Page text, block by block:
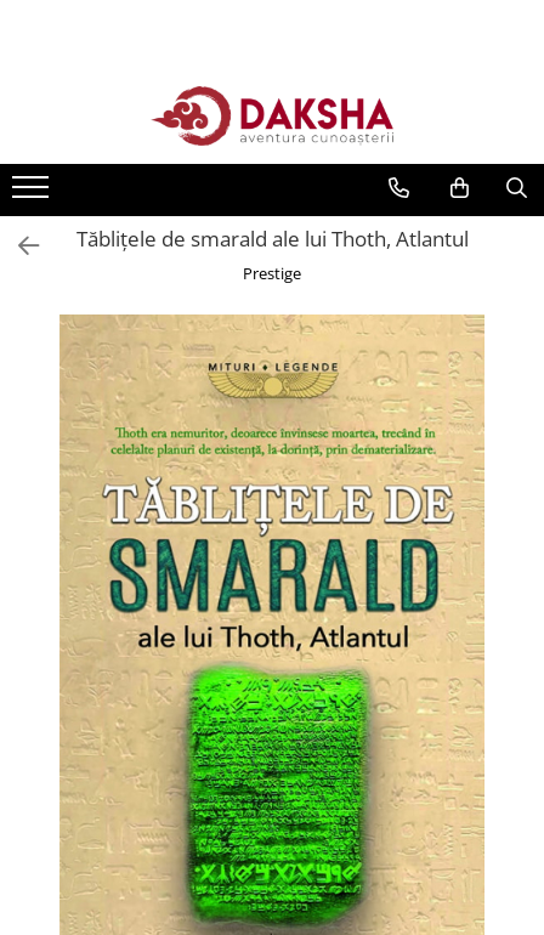
Seria Radu Cinamar
Seria Anton Parks
Seria David Icke
Dezvăluiri
Spiritualitate
Extratereștrii
Transformare spirituală
Psihologie
Dezvoltare personală
Astrologie
Știință
Seria Montauk
Mistere
Seria Chico Xavier
Seria Helena Blavatsky
Oracole
Sănătate
Ficțiune
Tăblițele de smarald ale lui Thoth, Atlantul
Prestige